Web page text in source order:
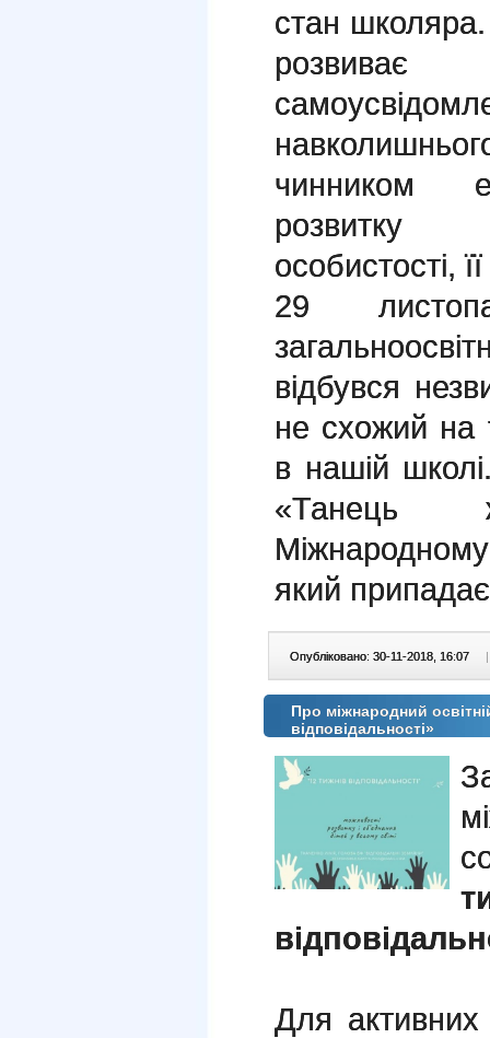
стан
чинником
розвитку
особистості,
29
відбувся
не схожий на
в нашій
«Танець
який
Опубліковано: 30-11-2018, 16:07 |
Про міжнародний
відповідальності»
Для